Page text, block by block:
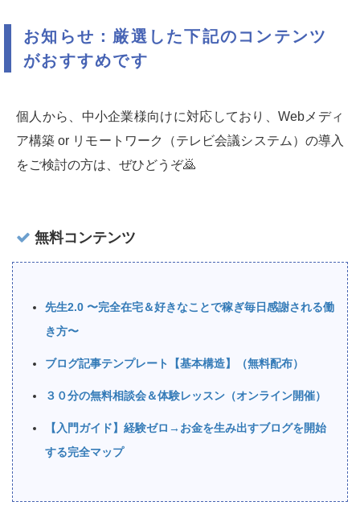
お知らせ：厳選した下記のコンテンツ
がおすすめです
個人から、中小企業様向けに対応しており、Webメディ
ア構築 or リモートワーク（テレビ会議システム）の導入
をご検討の方は、ぜひどうぞ🙇‍
無料コンテンツ
先生2.0 〜完全在宅＆好きなことで稼ぎ毎日感謝される働
き方〜
ブログ記事テンプレート【基本構造】（無料配布）
３０分の無料相談会＆体験レッスン（オンライン開催）
【入門ガイド】経験ゼロ→お金を生み出すブログを開始
する完全マップ